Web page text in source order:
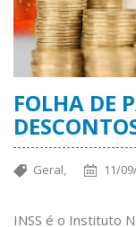
FOLHA DE
Geral, 11/
INSS é o Instituto